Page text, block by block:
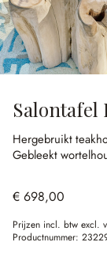
Hergebruikt
Gebleekt
€ 698,00
Prijzen incl. btw excl.
Productnummer: